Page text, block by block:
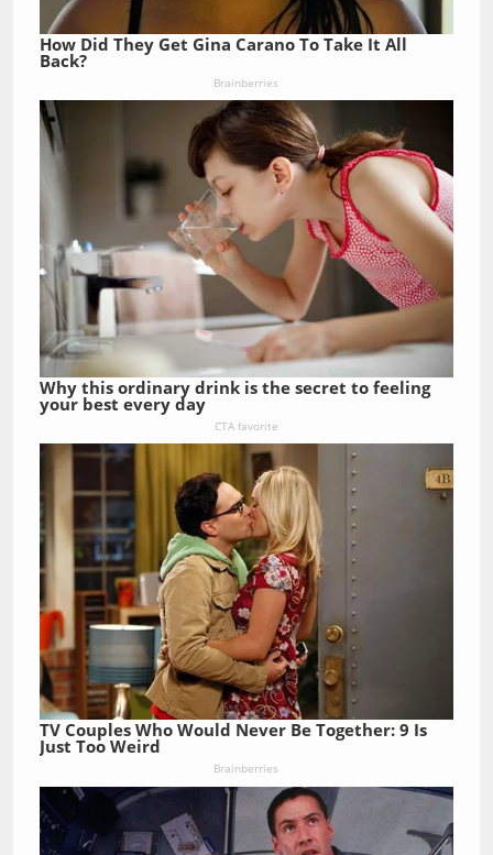
How Did They Get Gina Carano To Take It All
Back?
Brainberries
Why this ordinary drink is the secret to feeling
your best every day
CTA favorite
TV Couples Who Would Never Be Together: 9 Is
Just Too Weird
Brainberries